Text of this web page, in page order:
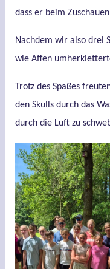
dass er beim
Nachdem wir also drei
wie Affen
Trotz des Spaßes
den Skulls durch das
durch die Luft zu